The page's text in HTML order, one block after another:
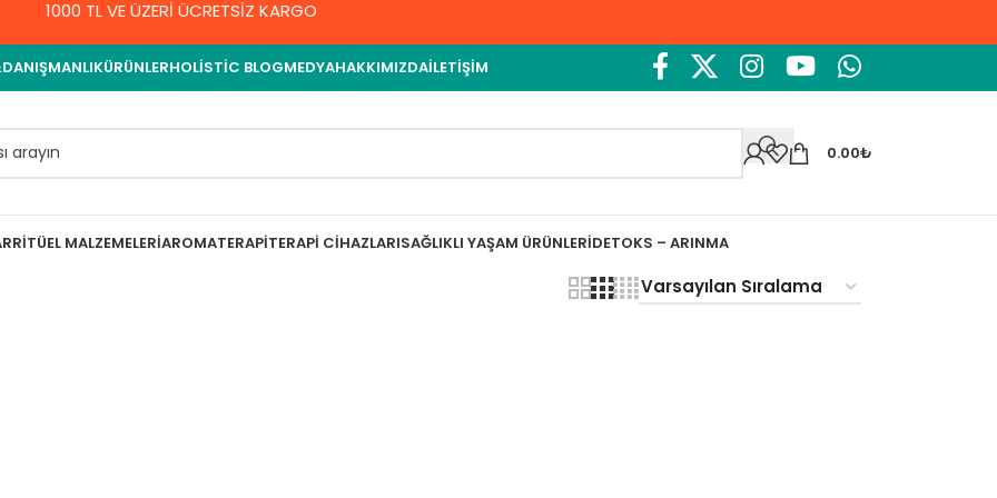
1000 TL VE ÜZERİ ÜCRETSİZ KARGO
ÜRÜNLERHOLISTIC BLOGMEDYAHAKKIMIZDAİLETIŞIM
0.00₺
RITÜEL MALZEMELERIAROMATERAPITERAPI CIHAZLARISAĞLIKLI YAŞAM ÜRÜNLERIDETOKS – ARINMA